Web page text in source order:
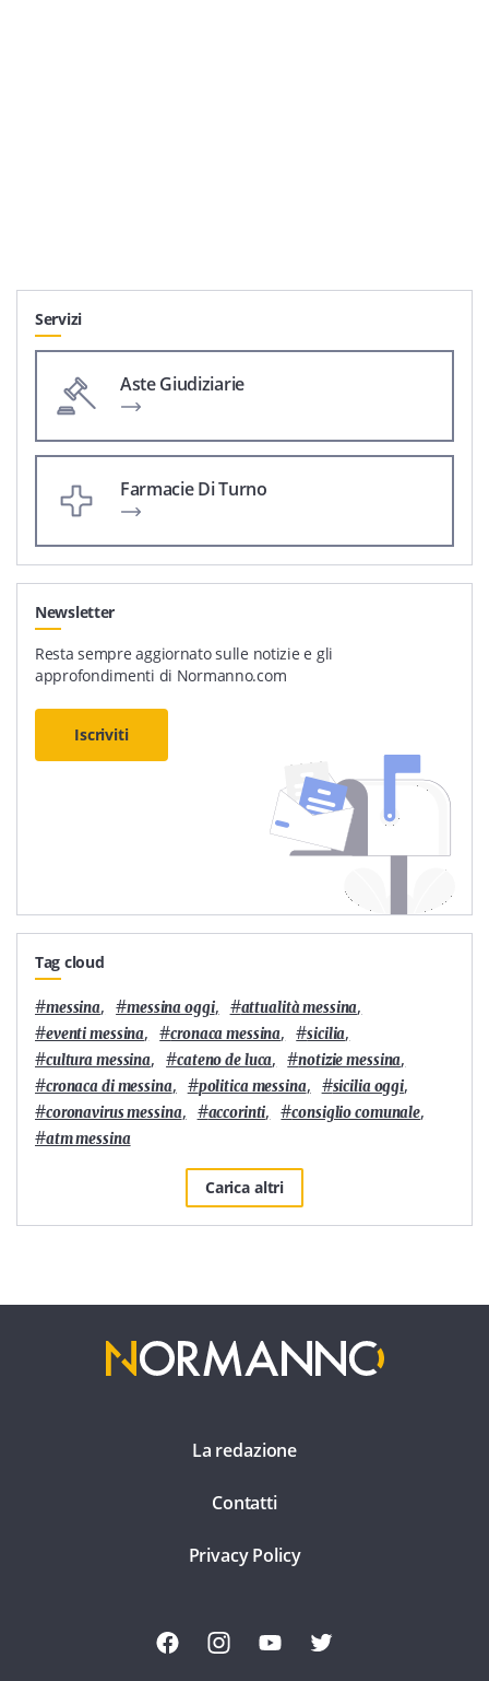
Servizi
Aste Giudiziarie
Farmacie Di Turno
Newsletter
Resta sempre aggiornato sulle notizie e gli
approfondimenti di Normanno.com
Iscriviti
Tag cloud
#messina, #messina oggi, #attualità messina,
#eventi messina, #cronaca messina, #sicilia,
#cultura messina, #cateno de luca, #notizie messina,
#cronaca di messina, #politica messina, #sicilia oggi,
#coronavirus messina, #accorinti, #consiglio comunale,
#atm messina
Carica altri
La redazione
Contatti
Privacy Policy